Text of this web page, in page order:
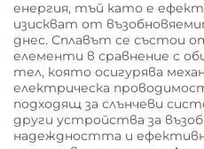
енергия, тъй като е
изискват от
днес. Сплавът се състои
елементи в сравнение с
тел, която осигурява
електрическа
подходящ за слънчеви
други устройства за
надеждността и